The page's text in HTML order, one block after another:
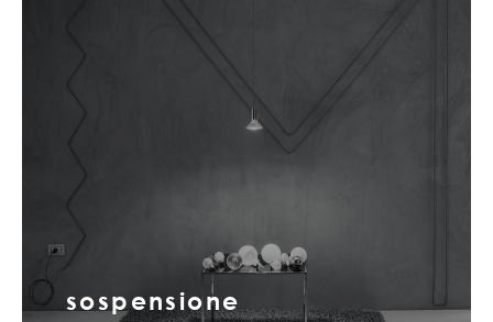
sospensione